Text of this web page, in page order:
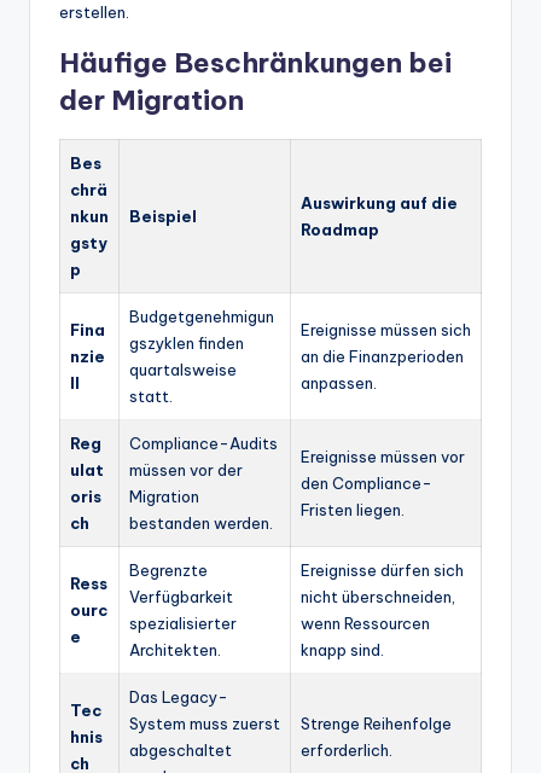
erstellen.
Häufige Beschränkungen bei
der Migration
Bes
chrä
nkun
gsty
p
Beispiel
Auswirkung auf die
Roadmap
Fina
nzie
ll
Budgetgenehmigun
gszyklen finden
quartalsweise
statt.
Ereignisse müssen sich
an die Finanzperioden
anpassen.
Reg
ulat
oris
ch
Compliance-Audits
müssen vor der
Migration
bestanden werden.
Ereignisse müssen vor
den Compliance-
Fristen liegen.
Ress
ourc
e
Begrenzte
Verfügbarkeit
spezialisierter
Architekten.
Ereignisse dürfen sich
nicht überschneiden,
wenn Ressourcen
knapp sind.
Tec
hnis
ch
Das Legacy-
System muss zuerst
abgeschaltet
Strenge Reihenfolge
erforderlich.